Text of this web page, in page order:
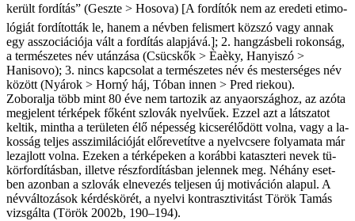
ke­rült for­dí­tás” (Geszte > Hoso­va) [A for­dí­tók nem az ere­de­ti eti­mo­
ló­gi­át for­dí­tot­ták le, ha­nem a név­ben fel­is­mert köz­szó vagy an­nak
egy as­­szo­ci­á­ci­ó­ja vált a for­dí­tás alap­já­vá.]; 2. hang­zás­be­li ro­kon­ság,
a ter­mé­sze­tes név után­zá­sa (Csücskők > Èaèky, Hany­iszó >
Hanisovo); 3. nincs kap­cso­lat a ter­mé­sze­tes név és mes­ter­sé­ges név
kö­zött (Nyá­rok > Horný háj, Tó­ban in­nen > Pred riek­ou).
Zob­o­ral­ja több mint 80 éve nem tar­to­zik az anya­or­szág­hoz, az az­óta
meg­je­lent tér­ké­pek fő­ként szlo­vák nyel­vű­ek. Ez­zel azt a lát­sza­tot
kel­tik, mint­ha a te­rü­le­ten élő né­pes­ség ki­cse­ré­lő­dött vol­na, vagy a la­
kos­ság tel­jes as­­szi­mi­lá­ci­ó­ját elő­re­ve­tít­ve a nyelv­cse­re fo­lya­ma­ta már
le­zaj­lott vol­na. Eze­ken a tér­ké­pe­ken a ko­ráb­bi ka­tasz­te­ri ne­vek tü­
kör­for­dí­tás­ban, il­let­ve rész­for­dí­tás­ban je­len­nek meg. Né­hány eset­
ben azon­ban a szlo­vák el­ne­ve­zés tel­je­sen új mo­ti­vá­ci­ón ala­pul. A
név­vál­to­zás­ok kér­dés­kö­rét, a nyel­vi kon­trasz­tiv­itást Tö­rök Ta­más
vizs­gál­ta (Tö­rök 2002b, 190–194).